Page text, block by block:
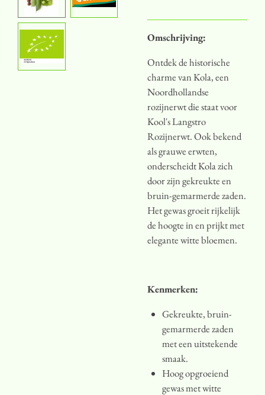
Omschrijving:
Ontdek de historische
charme van Kola, een
Noordhollandse
rozijnerwt die staat voor
Kool's Langstro
Rozijnerwt. Ook bekend
als grauwe erwten,
onderscheidt Kola zich
door zijn gekreukte en
bruin-gemarmerde zaden.
Het gewas groeit rijkelijk
de hoogte in en prijkt met
elegante witte bloemen.
Kenmerken:
Gekreukte, bruin-
gemarmerde zaden
met een uitstekende
smaak.
Hoog opgroeiend
gewas met witte